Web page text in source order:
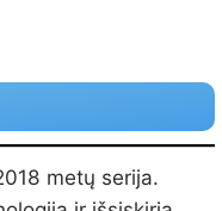
metų serija.